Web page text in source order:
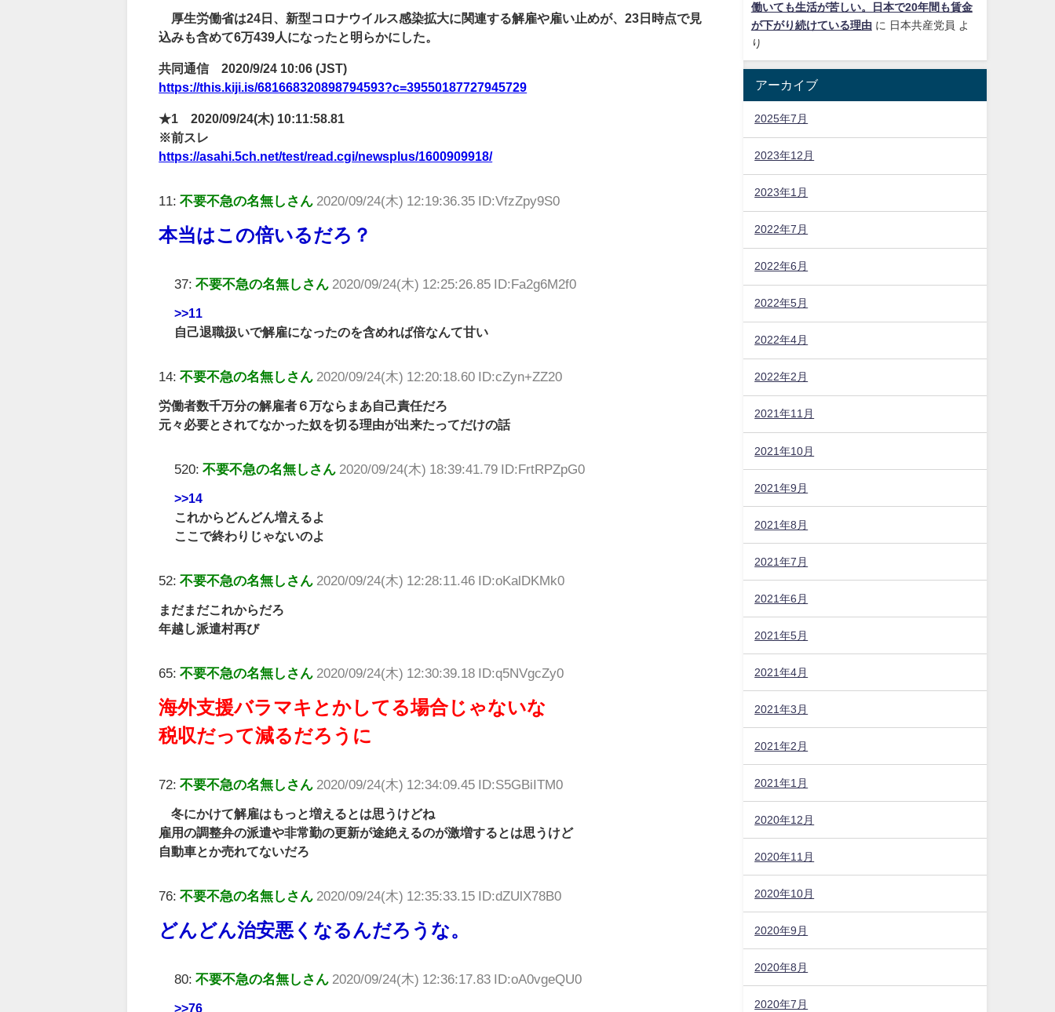
厚生労働省は24日、新型コロナウイルス感染拡大に関連する解雇や雇い止めが、23日時点で見
込みも含めて6万439人になったと明らかにした。
共同通信 2020/9/24 10:06 (JST)
https://this.kiji.is/681668320898794593?c=39550187727945729
★1 2020/09/24(木) 10:11:58.81
※前スレ
https://asahi.5ch.net/test/read.cgi/newsplus/1600909918/
11:不要不急の名無しさん 2020/09/24(木) 12:19:36.35 ID:VfzZpy9S0
本当はこの倍いるだろ？
37:不要不急の名無しさん 2020/09/24(木) 12:25:26.85 ID:Fa2g6M2f0
>>11
自己退職扱いで解雇になったのを含めれば倍なんて甘い
14:不要不急の名無しさん 2020/09/24(木) 12:20:18.60 ID:cZyn+ZZ20
労働者数千万分の解雇者６万ならまあ自己責任だろ
元々必要とされてなかった奴を切る理由が出来たってだけの話
520:不要不急の名無しさん 2020/09/24(木) 18:39:41.79 ID:FrtRPZpG0
>>14
これからどんどん増えるよ
ここで終わりじゃないのよ
52:不要不急の名無しさん 2020/09/24(木) 12:28:11.46 ID:oKalDKMk0
まだまだこれからだろ
年越し派遣村再び
65:不要不急の名無しさん 2020/09/24(木) 12:30:39.18 ID:q5NVgcZy0
海外支援バラマキとかしてる場合じゃないな
税収だって減るだろうに
72:不要不急の名無しさん 2020/09/24(木) 12:34:09.45 ID:S5GBiITM0
冬にかけて解雇はもっと増えるとは思うけどね
雇用の調整弁の派遣や非常勤の更新が途絶えるのが激増するとは思うけど
自動車とか売れてないだろ
76:不要不急の名無しさん 2020/09/24(木) 12:35:33.15 ID:dZUlX78B0
どんどん治安悪くなるんだろうな。
80:不要不急の名無しさん 2020/09/24(木) 12:36:17.83 ID:oA0vgeQU0
>>76
働いても生活が苦しい。日本で20年間も賃金
が下がり続けている理由に 日本共産党員
よ
り
アーカイブ
2025年7月
2023年12月
2023年1月
2022年7月
2022年6月
2022年5月
2022年4月
2022年2月
2021年11月
2021年10月
2021年9月
2021年8月
2021年7月
2021年6月
2021年5月
2021年4月
2021年3月
2021年2月
2021年1月
2020年12月
2020年11月
2020年10月
2020年9月
2020年8月
2020年7月